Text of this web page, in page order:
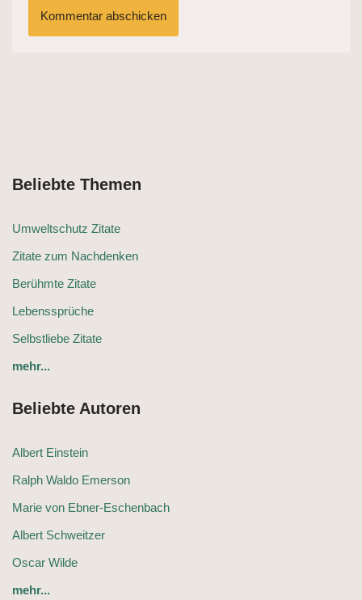
Beliebte Themen
Umweltschutz Zitate
Zitate zum Nachdenken
Berühmte Zitate
Lebenssprüche
Selbstliebe Zitate
mehr...
Beliebte Autoren
Albert Einstein
Ralph Waldo Emerson
Marie von Ebner-Eschenbach
Albert Schweitzer
Oscar Wilde
mehr...